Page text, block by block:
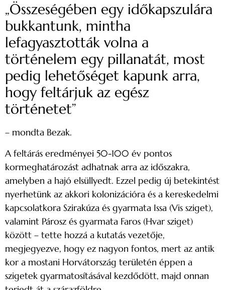
„Összeségében egy időkapszulára
bukkantunk, mintha
lefagyasztották volna a
történelem egy pillanatát, most
pedig lehetőséget kapunk arra,
hogy feltárjuk az egész
történetet”
– mondta Bezak.
A feltárás eredményei 50-100 év pontos
kormeghatározást adhatnak arra az időszakra,
amelyben a hajó elsüllyedt. Ezzel pedig új betekintést
nyerhetünk az akkori kolonizációra és a kereskedelmi
kapcsolatkora Szirakúza és gyarmata Issa (Vis sziget),
valamint Párosz és gyarmata Faros (Hvar sziget)
között – tette hozzá a kutatás vezetője,
megjegyezve, hogy ez nagyon fontos, mert az antik
kor a mostani Horvátország területén éppen a
szigetek gyarmatosításával kezdődött, majd onnan